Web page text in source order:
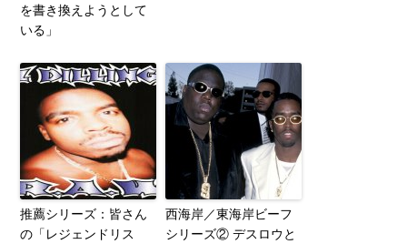
を書き換えようとして
いる」
推薦シリーズ：皆さん
の「レジェンドリス
西海岸／東海岸ビーフ
シリーズ② デスロウと